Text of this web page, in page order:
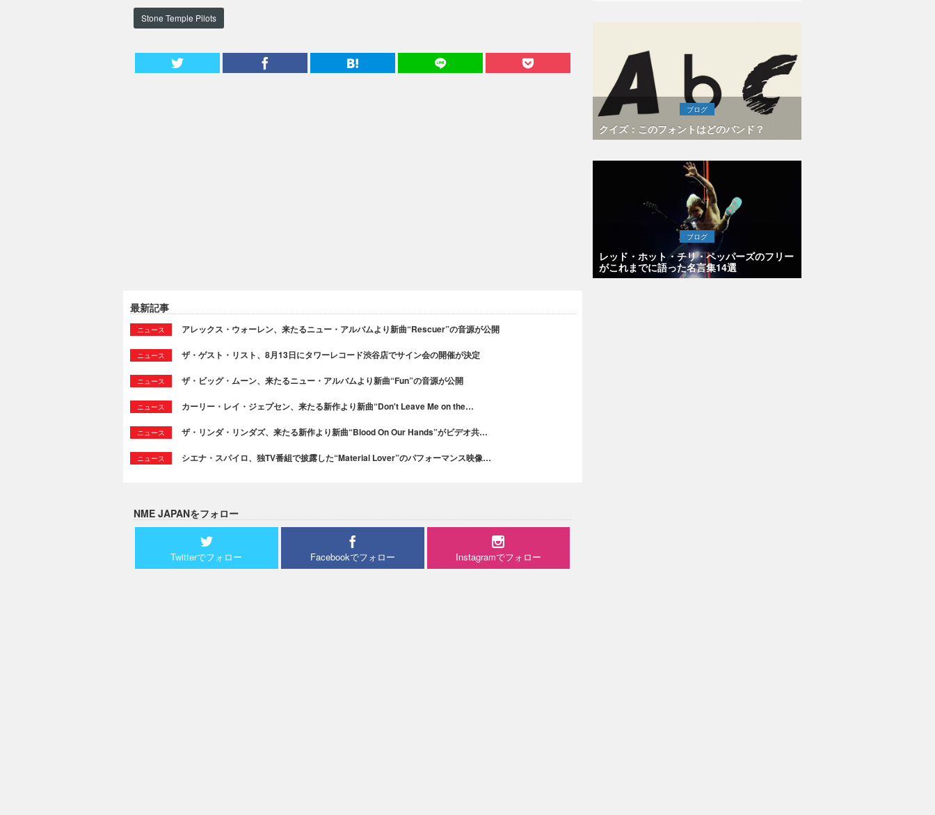
Stone Temple Pilots
最新記事
ニュース アレックス・ウォーレン、来たるニュー・アルバムより新曲“Rescuer”の音源が公開
ニュース ザ・ゲスト・リスト、8月13日にタワーレコード渋谷店でサイン会の開催が決定
ニュース ザ・ビッグ・ムーン、来たるニュー・アルバムより新曲“Fun”の音源が公開
ニュース カーリー・レイ・ジェプセン、来たる新作より新曲“Don't Leave Me on the…
ニュース ザ・リンダ・リンダズ、来たる新作より新曲“Blood On Our Hands”がビデオ共…
ニュース シエナ・スパイロ、独TV番組で披露した“Material Lover”のパフォーマンス映像…
NME JAPANをフォロー
Twitterでフォロー Facebookでフォロー Instagramでフォロー
ブログ
クイズ：このフォントはどのバンド？
ブログ
レッド・ホット・チリ・ペッパーズのフリー
がこれまでに語った名言集14選